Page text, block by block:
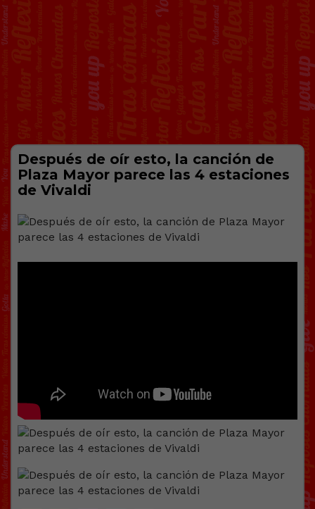
Después de oír esto, la canción de
Plaza Mayor parece las 4 estaciones
de Vivaldi